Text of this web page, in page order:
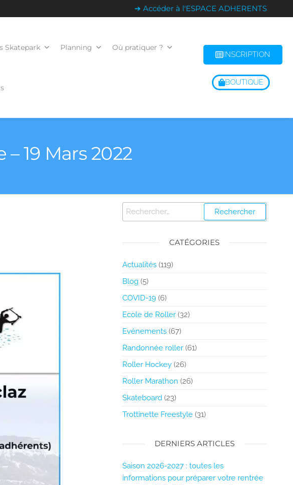
➔ Accéder à l'ESPACE ADHERENTS
Skatepark Planning Où pratiquer ?
INSCRIPTION
BOUTIQUE
19 Mars 2022
CATÉGORIES
Actualités(119)
Blog(5)
COVID-19(6)
Ecole de Roller(32)
Evénements(67)
Randonnée roller(61)
Roller Hockey(26)
Roller Marathon (26)
Skateboard(23)
Trottinette Freestyle(31)
DERNIERS ARTICLES
Saison 2026-2027 : toutes les
informations pour préparer votre rentrée